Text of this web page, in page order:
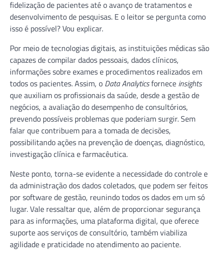
fidelização de pacientes até o avanço de tratamentos e
desenvolvimento de pesquisas. E o leitor se pergunta como
isso é possível? Vou explicar.
Por meio de tecnologias digitais, as instituições médicas são
capazes de compilar dados pessoais, dados clínicos,
informações sobre exames e procedimentos realizados em
todos os pacientes. Assim, o Data Analyticsfornece insights
que auxiliam os profissionais da saúde, desde a gestão de
negócios, a avaliação do desempenho de consultórios,
prevendo possíveis problemas que poderiam surgir. Sem
falar que contribuem para a tomada de decisões,
possibilitando ações na prevenção de doenças, diagnóstico,
investigação clínica e farmacêutica.
Neste ponto, torna-se evidente a necessidade do controle e
da administração dos dados coletados, que podem ser feitos
por software de gestão, reunindo todos os dados em um só
lugar. Vale ressaltar que, além de proporcionar segurança
para as informações, uma plataforma digital, que oferece
suporte aos serviços de consultório, também viabiliza
agilidade e praticidade no atendimento ao paciente.